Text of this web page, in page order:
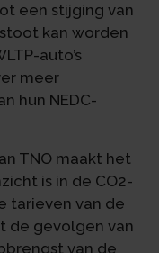
een stijging van
kan worden
auto’s
meer
hun NEDC-
TNO maakt het
is in de CO2-
tarieven van de
de gevolgen van
van de